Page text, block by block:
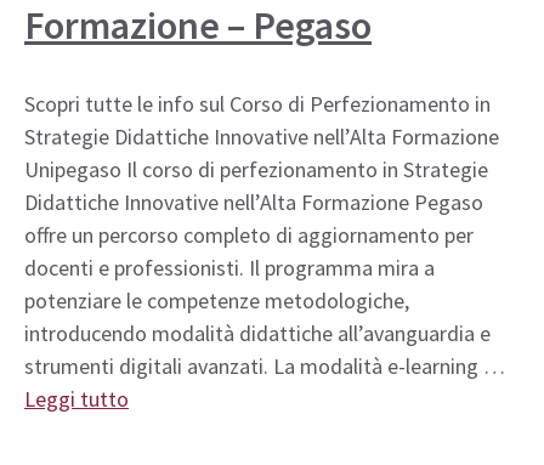
Formazione – Pegaso
Scopri tutte le info sul Corso di Perfezionamento in
Strategie Didattiche Innovative nell’Alta Formazione
Unipegaso Il corso di perfezionamento in Strategie
Didattiche Innovative nell’Alta Formazione Pegaso
offre un percorso completo di aggiornamento per
docenti e professionisti. Il programma mira a
potenziare le competenze metodologiche,
introducendo modalità didattiche all’avanguardia e
strumenti digitali avanzati. La modalità e-learning …
Leggi tutto